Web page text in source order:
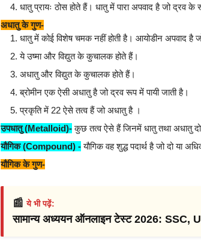
धातु प्रायः ठोस होते हैं। धातु में पारा अपवाद है जो द्रव के
अधातु के गुण-
धातु में कोई विशेष चमक नहीं होती है। आयोडीन अपवाद है
ये उष्मा और विद्युत के कुचालक होते हैं।
अधातु और विद्युत के कुचालक होते हैं।
ब्रोमीन एक ऐसी अधातु है जो द्रव रूप में पायी जाती है।
प्रकृति में 22 ऐसे तत्व हैं जो अधातु है ।
उपधातु (Metalloid)-कुछ तत्व ऐसे हैं जिनमें धातु तथा अधातु
यौगिक (Compound) -यौगिक वह शुद्ध पदार्थ है जो दो या
यौगिक के गुण-
📰ये भी पढ़ें:
सामान्य अध्ययन ऑनलाइन टेस्ट 2026: SSC,